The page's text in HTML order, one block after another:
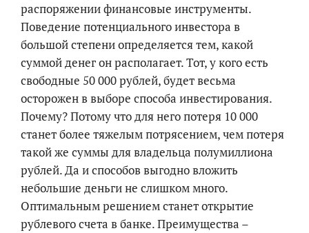
распоряжении финансовые инструменты.
Поведение потенциального инвестора в
большой степени определяется тем, какой
суммой денег он располагает. Тот, у кого есть
свободные 50 000 рублей, будет весьма
осторожен в выборе способа инвестирования.
Почему? Потому что для него потеря 10 000
станет более тяжелым потрясением, чем потеря
такой же суммы для владельца полумиллиона
рублей. Да и способов выгодно вложить
небольшие деньги не слишком много.
Оптимальным решением станет открытие
рублевого счета в банке. Преимущества –